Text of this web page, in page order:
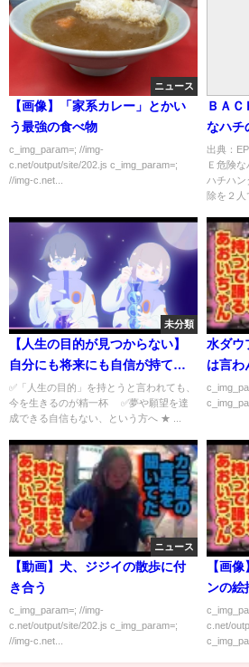
ニュース
【画像】「家系カレー」とかい
う最強の食べ物
c_img_param=; //img-
c.net/output/site/202.js c_img_param=;
//img-c.net...
ＢＡ
なハチ
婦ハチ
組内容
出典：
Ｅ危険
ハチハン
除を２人
未分類
【人生の目的が見つからない】
自分にも将来にも自信が持てな
い方に贈る、人生が少し楽にな
って、進む方向が見つかる「５
STEP」
✅「人生の目的」を持とうと言われても、
今を生きるのが精一杯 ✅夢や願望を達
成できる自信もない、という方へ ★ ...
水ダウ
は言わ
が1つ
ニュース
【動画】犬、ジジイの散歩に付
き合う
c_img_param=; //img-
c.net/output/site/202.js c_img_param=;
//img-c.net...
【画
ンの絵
ら描い
い」
c.net/